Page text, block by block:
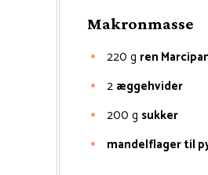
Makronmasse
220 g ren
2 æggehvider
200 g sukker
mandelflager til